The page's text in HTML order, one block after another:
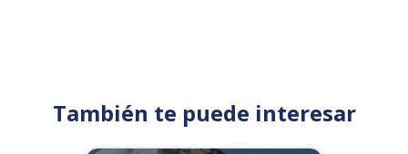
También te puede interesar